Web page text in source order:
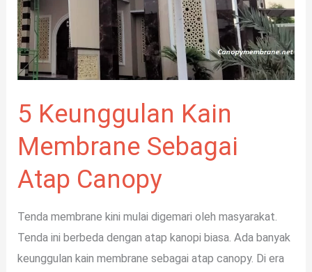
5 Keunggulan Kain
Membrane Sebagai
Atap Canopy
Tenda membrane kini mulai digemari oleh masyarakat.
Tenda ini berbeda dengan atap kanopi biasa. Ada banyak
keunggulan kain membrane sebagai atap canopy. Di era
Canopy